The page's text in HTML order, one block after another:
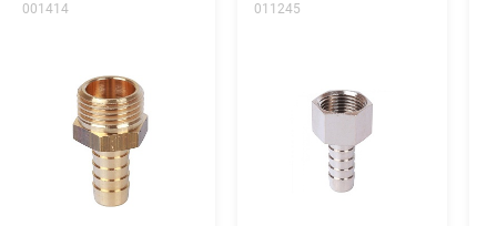
001414
011245